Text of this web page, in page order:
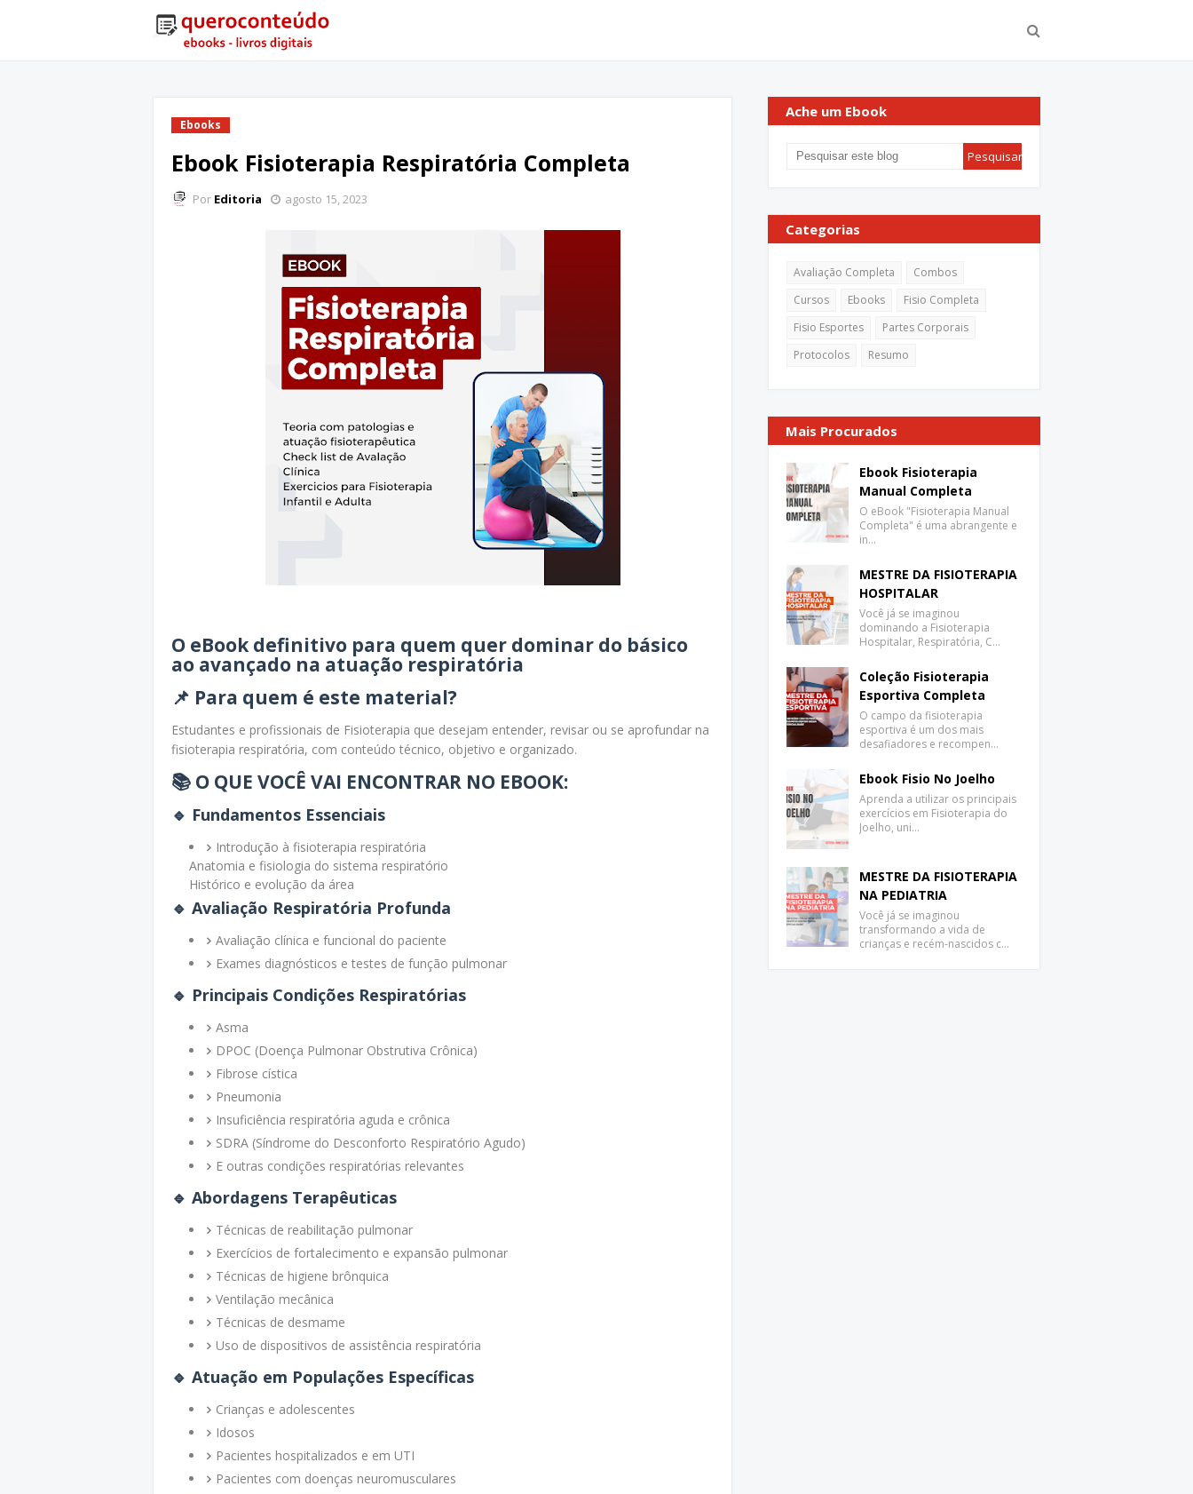
Ebooks
Ebook Fisioterapia Respiratória Completa
Por Editoria agosto 15, 2023
O eBook definitivo para quem quer dominar do básico
ao avançado na atuação respiratória
📌 Para quem é este material?
Estudantes e profissionais de Fisioterapia que desejam entender, revisar ou se aprofundar na
fisioterapia respiratória, com conteúdo técnico, objetivo e organizado.
📚 O QUE VOCÊ VAI ENCONTRAR NO EBOOK:
🔹 Fundamentos Essenciais
Introdução à fisioterapia respiratória
Anatomia e fisiologia do sistema respiratório
Histórico e evolução da área
🔹 Avaliação Respiratória Profunda
Avaliação clínica e funcional do paciente
Exames diagnósticos e testes de função pulmonar
🔹 Principais Condições Respiratórias
Asma
DPOC (Doença Pulmonar Obstrutiva Crônica)
Fibrose cística
Pneumonia
Insuficiência respiratória aguda e crônica
SDRA (Síndrome do Desconforto Respiratório Agudo)
E outras condições respiratórias relevantes
🔹 Abordagens Terapêuticas
Técnicas de reabilitação pulmonar
Exercícios de fortalecimento e expansão pulmonar
Técnicas de higiene brônquica
Ventilação mecânica
Técnicas de desmame
Uso de dispositivos de assistência respiratória
🔹 Atuação em Populações Específicas
Crianças e adolescentes
Idosos
Pacientes hospitalizados e em UTI
Pacientes com doenças neuromusculares
Ache um Ebook
Categorias
Avaliação Completa
Combos
Cursos
Ebooks
Fisio Completa
Fisio Esportes
Partes Corporais
Protocolos
Resumo
Mais Procurados
Ebook Fisioterapia
Manual Completa
O eBook "Fisioterapia Manual
Completa" é uma abrangente e
in…
MESTRE DA FISIOTERAPIA
HOSPITALAR
Você já se imaginou
dominando a Fisioterapia
Hospitalar, Respiratória, C…
Coleção Fisioterapia
Esportiva Completa
O campo da fisioterapia
esportiva é um dos mais
desafiadores e recompen…
Ebook Fisio No Joelho
Aprenda a utilizar os principais
exercícios em Fisioterapia do
Joelho, uni…
MESTRE DA FISIOTERAPIA
NA PEDIATRIA
Você já se imaginou
transformando a vida de
crianças e recém-nascidos c…